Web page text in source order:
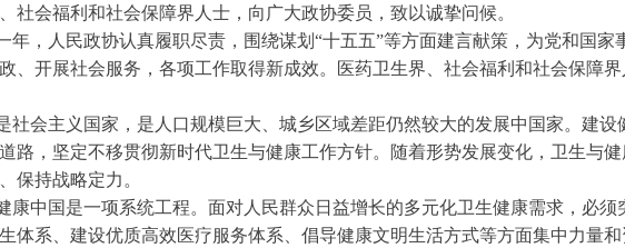
社会福利和社会保障界人士，向广大政协委员，致以诚挚问候。
年，人民政协认真履职尽责，围绕谋划“十五五”等方面建言献策，为党和国
、开展社会服务，各项工作取得新成效。医药卫生界、社会福利和社会保障
社会主义国家，是人口规模巨大、城乡区域差距仍然较大的发展中国家。建
路，坚定不移贯彻新时代卫生与健康工作方针。随着形势发展变化，卫生与
保持战略定力。
康中国是一项系统工程。面对人民群众日益增长的多元化卫生健康需求，必
体系、建设优质高效医疗服务体系、倡导健康文明生活方式等方面集中力量